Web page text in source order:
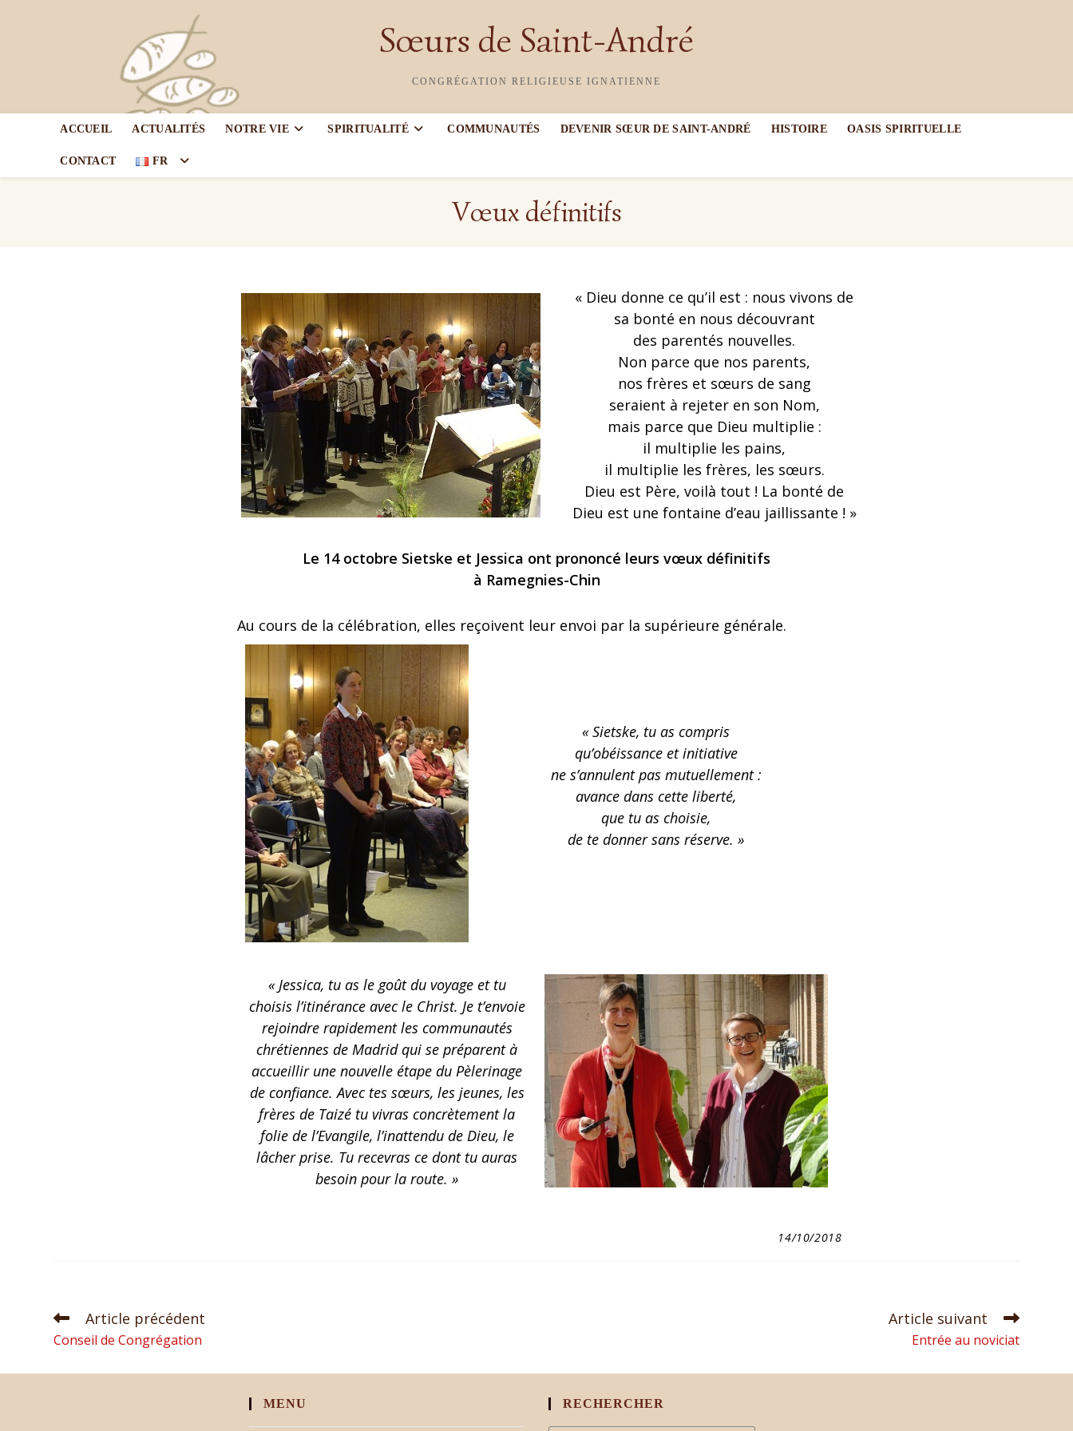
Sœurs de Saint-André
CONGRÉGATION RELIGIEUSE IGNATIENNE
ACCUEIL ACTUALITÉS NOTRE VIE SPIRITUALITÉ COMMUNAUTÉS DEVENIR SŒUR DE SAINT-ANDRÉ HISTOIRE OASIS SPIRITUELLE
CONTACT FR
Vœux définitifs
« Dieu donne ce qu’il est : nous vivons de
sa bonté en nous découvrant
des parentés nouvelles.
Non parce que nos parents,
nos frères et sœurs de sang
seraient à rejeter en son Nom,
mais parce que Dieu multiplie :
il multiplie les pains,
il multiplie les frères, les sœurs.
Dieu est Père, voilà tout ! La bonté de
Dieu est une fontaine d’eau jaillissante ! »
Le 14 octobre Sietske et Jessica ont prononcé leurs vœux définitifs
à Ramegnies-Chin
Au cours de la célébration, elles reçoivent leur envoi par la supérieure générale.
« Sietske, tu as compris
qu’obéissance et initiative
ne s’annulent pas mutuellement :
avance dans cette liberté,
que tu as choisie,
de te donner sans réserve. »
« Jessica, tu as le goût du voyage et tu
choisis l’itinérance avec le Christ. Je t’envoie
rejoindre rapidement les communautés
chrétiennes de Madrid qui se préparent à
accueillir une nouvelle étape du Pèlerinage
de confiance. Avec tes sœurs, les jeunes, les
frères de Taizé tu vivras concrètement la
folie de l’Evangile, l’inattendu de Dieu, le
lâcher prise. Tu recevras ce dont tu auras
besoin pour la route. »
14/10/2018
Article précédent
Conseil de Congrégation
Article suivant
Entrée au noviciat
MENU RECHERCHER